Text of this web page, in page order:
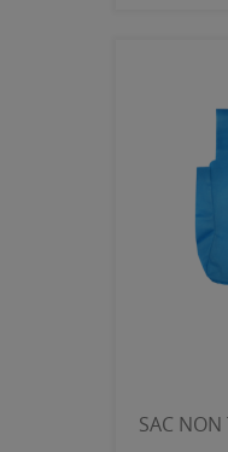
SAC NON